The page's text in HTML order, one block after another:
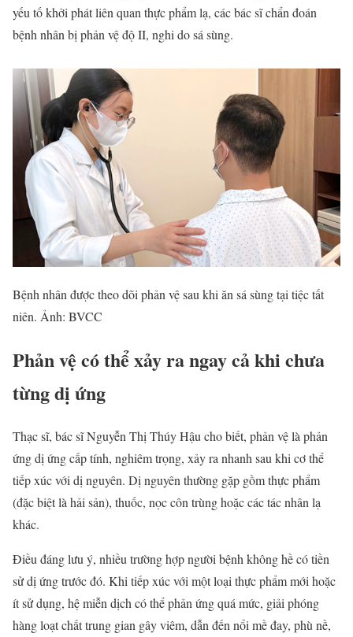
yếu tố khởi phát liên quan thực phẩm lạ, các bác sĩ chẩn đoán
bệnh nhân bị phản vệ độ II, nghi do sá sùng.
Bệnh nhân được theo dõi phản vệ sau khi ăn sá sùng tại tiệc tất
niên. Ảnh: BVCC
Phản vệ có thể xảy ra ngay cả khi chưa
từng dị ứng
Thạc sĩ, bác sĩ Nguyễn Thị Thúy Hậu cho biết, phản vệ là phản
ứng dị ứng cấp tính, nghiêm trọng, xảy ra nhanh sau khi cơ thể
tiếp xúc với dị nguyên. Dị nguyên thường gặp gồm thực phẩm
(đặc biệt là hải sản), thuốc, nọc côn trùng hoặc các tác nhân lạ
khác.
Điều đáng lưu ý, nhiều trường hợp người bệnh không hề có tiền
sử dị ứng trước đó. Khi tiếp xúc với một loại thực phẩm mới hoặc
ít sử dụng, hệ miễn dịch có thể phản ứng quá mức, giải phóng
hàng loạt chất trung gian gây viêm, dẫn đến nổi mề đay, phù nề,